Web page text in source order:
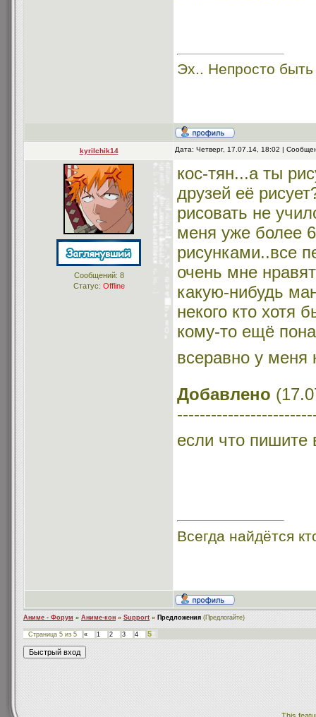
Эх.. Непросто
kyrilchik14 Дата: Четверг, 17.07.14, 18:02 |
Сообщений: 8
Статус: Offline
кос-тян...а ты
друзей её
рисовать не
меня уже более
рисунками..все
очень мне
какую-нибудь
некого кто хотя
кому-то ещё
всеравно у меня
Добавлено
если что пишите
Всегда найдётся
Аниме - Форум » Аниме-кон » Support » Предложения (Предлогайте)
Страница 5 из 5 « 1 2 3 4 5